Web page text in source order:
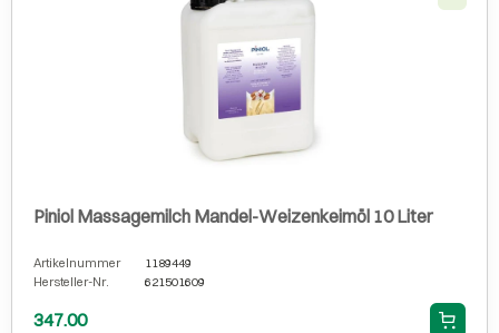
Piniol Massagemilch Mandel-Weizenkeimöl 10 Liter
Artikelnummer
1189449
Hersteller-Nr.
621501609
347.00